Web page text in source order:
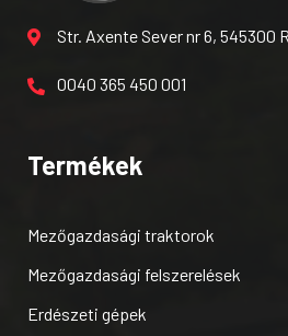
Str. Axente Sever nr 6, 545300
0040 365 450 001
Termékek
Mezőgazdasági traktorok
Mezőgazdasági felszerelések
Erdészeti gépek